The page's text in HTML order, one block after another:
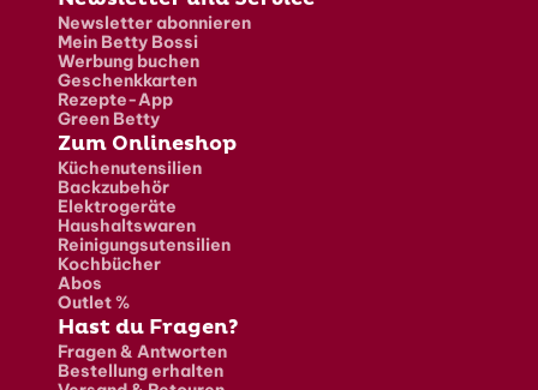
Newsletter abonnieren
Mein Betty Bossi
Werbung buchen
Geschenkkarten
Rezepte-App
Green Betty
Zum Onlineshop
Küchenutensilien
Backzubehör
Elektrogeräte
Haushaltswaren
Reinigungsutensilien
Kochbücher
Abos
Outlet %
Hast du Fragen?
Fragen & Antworten
Bestellung erhalten